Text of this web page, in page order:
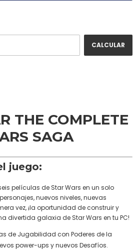
CALCULAR
THE COMPLETE
SAGA
juego:
películas de Star Wars en un solo
nuevos niveles, nuevas
vez, ¡la oportunidad de construir y
divertida galaxia de Star Wars en tu PC!
de Jugabilidad con Poderes de la
power-ups y nuevos Desafíos.